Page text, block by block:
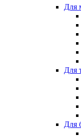
Для
Для
Для